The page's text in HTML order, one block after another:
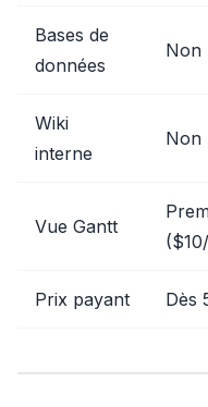
Bases de
données
Non
Wiki
interne
Non
Vue Gantt
Prix payant Dès